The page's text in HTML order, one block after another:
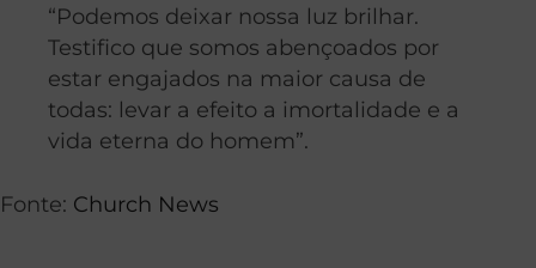
“Podemos deixar nossa luz brilhar.
Testifico que somos abençoados por
estar engajados na maior causa de
todas: levar a efeito a imortalidade e a
vida eterna do homem”.
Fonte: Church News